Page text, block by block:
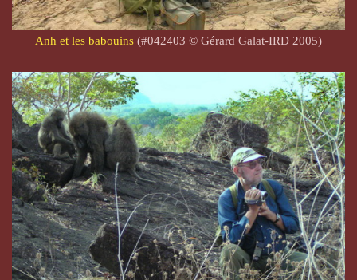
Anh et les babouins (#042403 © Gérard Galat-IRD 2005)